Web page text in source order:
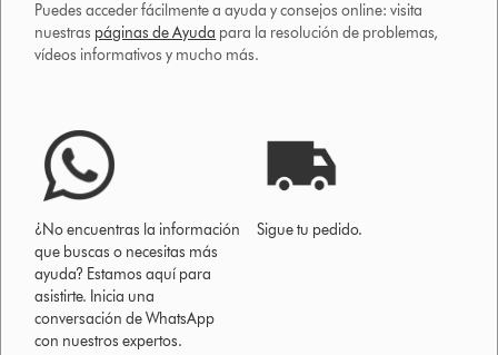
Puedes acceder fácilmente a ayuda y consejos online: visita
nuestras páginas de Ayuda para la resolución de problemas,
vídeos informativos y mucho más.
¿No encuentras la información
que buscas o necesitas más
ayuda? Estamos aquí para
asistirte. Inicia una
conversación de WhatsApp
con nuestros expertos.
Sigue tu pedido.